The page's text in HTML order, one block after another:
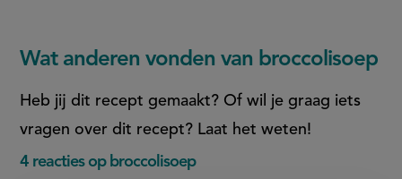
Wat anderen vonden van broccolisoep
Heb jij dit recept gemaakt? Of wil je graag iets
vragen over dit recept? Laat het weten!
4 reacties op broccolisoep